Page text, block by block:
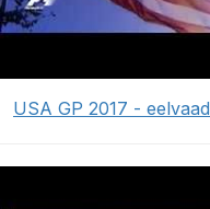
USA GP 2017 -